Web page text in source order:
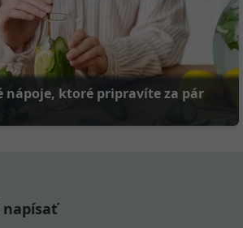
nápoje, ktoré pripravíte za pár
napísať